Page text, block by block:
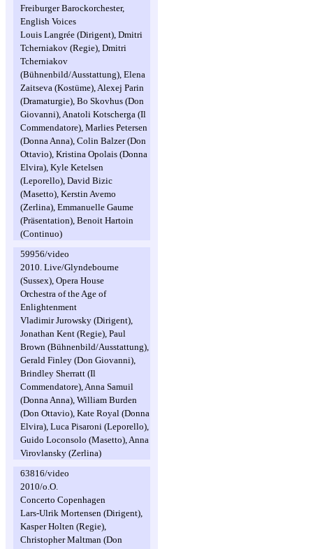
Freiburger Barockorchester,
English Voices
Louis Langrée (Dirigent), Dmitri
Tcherniakov (Regie), Dmitri
Tcherniakov
(Bühnenbild/Ausstattung), Elena
Zaitseva (Kostüme), Alexej Parin
(Dramaturgie), Bo Skovhus (Don
Giovanni), Anatoli Kotscherga (Il
Commendatore), Marlies Petersen
(Donna Anna), Colin Balzer (Don
Ottavio), Kristina Opolais (Donna
Elvira), Kyle Ketelsen
(Leporello), David Bizic
(Masetto), Kerstin Avemo
(Zerlina), Emmanuelle Gaume
(Präsentation), Benoit Hartoin
(Continuo)
59956/video
2010. Live/Glyndebourne
(Sussex), Opera House
Orchestra of the Age of
Enlightenment
Vladimir Jurowsky (Dirigent),
Jonathan Kent (Regie), Paul
Brown (Bühnenbild/Ausstattung),
Gerald Finley (Don Giovanni),
Brindley Sherratt (Il
Commendatore), Anna Samuil
(Donna Anna), William Burden
(Don Ottavio), Kate Royal (Donna
Elvira), Luca Pisaroni (Leporello),
Guido Loconsolo (Masetto), Anna
Virovlansky (Zerlina)
63816/video
2010/o.O.
Concerto Copenhagen
Lars-Ulrik Mortensen (Dirigent),
Kasper Holten (Regie),
Christopher Maltman (Don